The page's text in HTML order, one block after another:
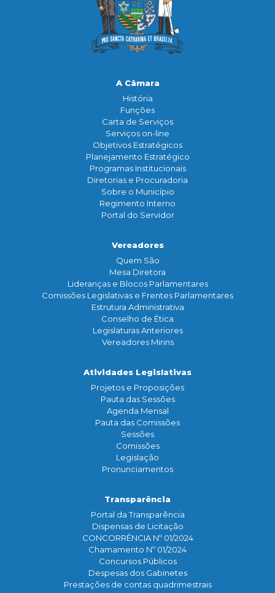
A Câmara
História
Funçōes
Carta de Serviços
Serviços on-line
Objetivos Estratégicos
Planejamento Estratégico
Programas Institucionais
Diretorias e Procuradoria
Sobre o Município
Regimento Interno
Portal do Servidor
Vereadores
Quem São
Mesa Diretora
Lideranças e Blocos Parlamentares
Comissões Legislativas e Frentes Parlamentares
Estrutura Administrativa
Conselho de Ética
Legislaturas Anteriores
Vereadores Mirins
Atividades Legislativas
Projetos e Proposições
Pauta das Sessões
Agenda Mensal
Pauta das Comissões
Sessões
Comissões
Legislação
Pronunciamentos
Transparência
Portal da Transparência
Dispensas de Licitação
CONCORRÊNCIA Nº 01/2024
Chamamento Nº 01/2024
Concursos Públicos
Despesas dos Gabinetes
Prestações de contas quadrimestrais